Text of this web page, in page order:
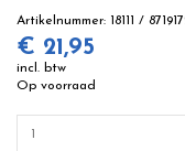
Artikelnummer: 18111 /
€ 21,95
incl. btw
Op voorraad